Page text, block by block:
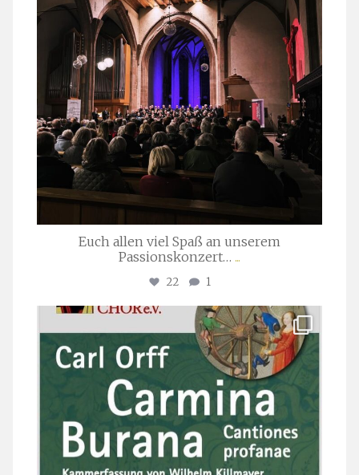
Euch allen viel Spaß an unserem
Passionskonzert… ...
22 1
stuttgarter_oratorienchor
Juli 22